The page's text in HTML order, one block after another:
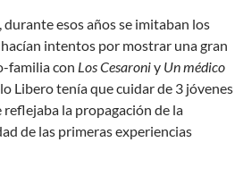
esos años se imitaban los
intentos por mostrar una gran
familia con Los Cesaroniy Un médico
Libero tenía que cuidar de 3 jóvenes
reflejaba la propagación de la
de las primeras experiencias